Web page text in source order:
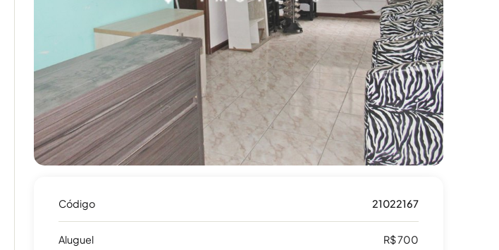
Código 21022167
Aluguel
R$ 700